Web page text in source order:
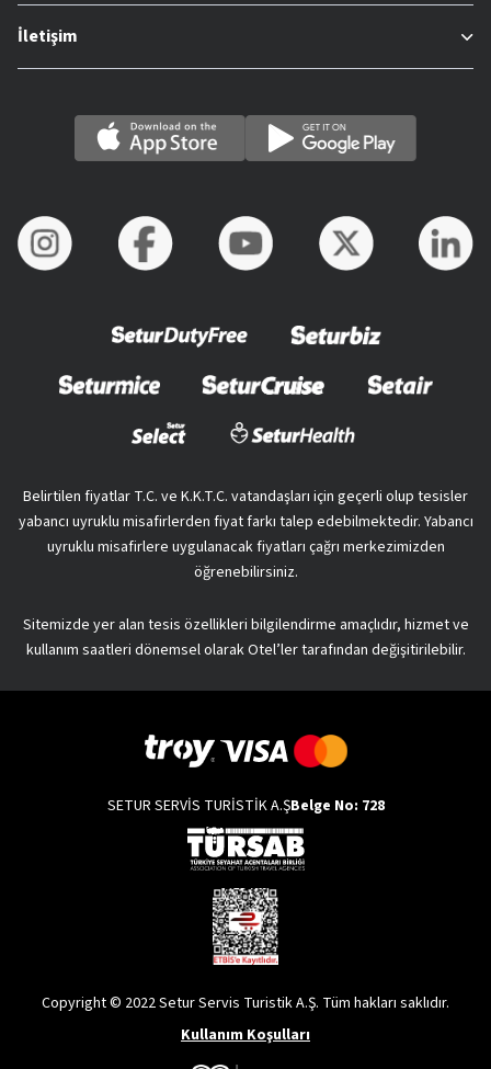
İletişim
Belirtilen fiyatlar T.C. ve K.K.T.C. vatandaşları için geçerli olup tesisler
yabancı uyruklu misafirlerden fiyat farkı talep edebilmektedir. Yabancı
uyruklu misafirlere uygulanacak fiyatları çağrı merkezimizden
öğrenebilirsiniz.
Sitemizde yer alan tesis özellikleri bilgilendirme amaçlıdır, hizmet ve
kullanım saatleri dönemsel olarak Otel’ler tarafından değişitirilebilir.
SETUR SERVİS TURİSTİK A.ŞBelge No: 728
Copyright © 2022 Setur Servis Turistik A.Ş. Tüm hakları saklıdır.
Kullanım Koşulları